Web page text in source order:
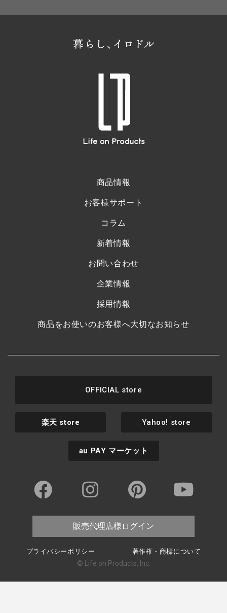
商品情報
お客様サポート
コラム
新着情報
お問い合わせ
企業情報
採用情報
商品をお使いのお客様へ大切なお知らせ
OFFICIAL store
楽天 store Yahoo! store
au PAY マーケット
販売代理店様ログイン
プライバシーポリシー 著作権・商標について
© Life on Products, Inc.